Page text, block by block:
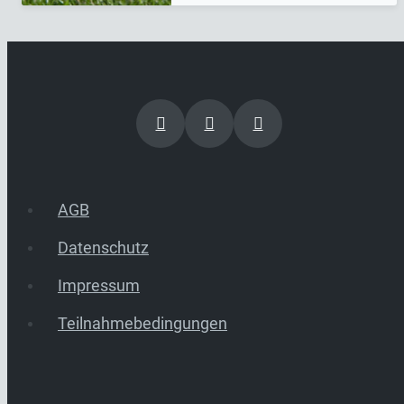
AGB
Datenschutz
Impressum
Teilnahmebedingungen